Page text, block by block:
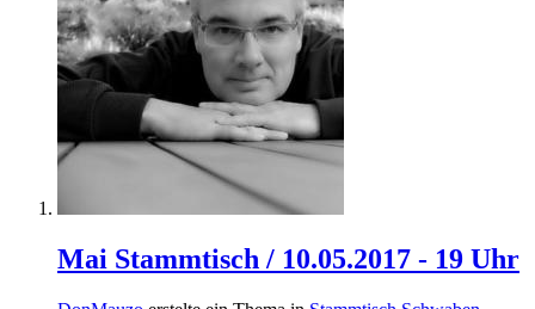
Mai Stammtisch / 10.05.2017 - 19 Uhr